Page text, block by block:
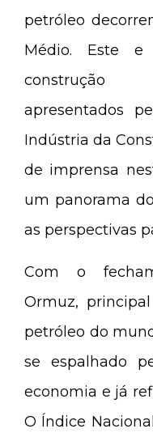
petróleo
Médio. Este e
apresentados
Indústria da
de imprensa
um panorama
as perspectivas
Com o
Ormuz,
petróleo do
se espalhado
economia e já
O Índice